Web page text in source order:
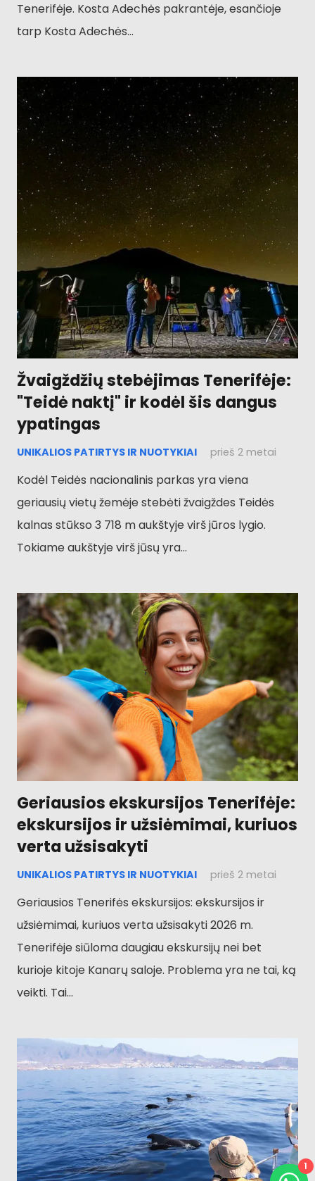
Tenerifėje. Kosta Adechės pakrantėje, esančioje
tarp Kosta Adechės...
Žvaigždžių stebėjimas Tenerifėje:
"Teidė naktį" ir kodėl šis dangus
ypatingas
UNIKALIOS PATIRTYS IR NUOTYKIAI prieš 2 metai
Kodėl Teidės nacionalinis parkas yra viena
geriausių vietų žemėje stebėti žvaigždes Teidės
kalnas stūkso 3 718 m aukštyje virš jūros lygio.
Tokiame aukštyje virš jūsų yra...
Geriausios ekskursijos Tenerifėje:
ekskursijos ir užsiėmimai, kuriuos
verta užsisakyti
UNIKALIOS PATIRTYS IR NUOTYKIAI prieš 2 metai
Geriausios Tenerifės ekskursijos: ekskursijos ir
užsiėmimai, kuriuos verta užsisakyti 2026 m.
Tenerifėje siūloma daugiau ekskursijų nei bet
kurioje kitoje Kanarų saloje. Problema yra ne tai, ką
veikti. Tai...
1